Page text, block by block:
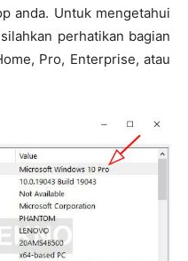
anda. Untuk mengetahui
perhatikan bagian
Pro, Enterprise, atau